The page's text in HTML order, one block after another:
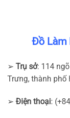
Đồ Làm
➢ Trụ sở: 114
Trưng, thành phố
➢ Điện thoại: